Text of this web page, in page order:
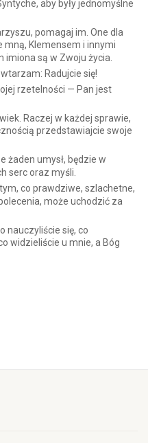
aby były jednomyślne
pomagaj im. One dla
mną, Klemensem i innymi
imiona są w Zwoju życia.
Radujcie się!
rzetelności — Pan jest
Raczej w każdej sprawie,
przedstawiajcie swoje
żaden umysł, będzie w
serc oraz myśli.
co prawdziwe, szlachetne,
może uchodzić za
nauczyliście się, co
widzieliście u mnie, a Bóg